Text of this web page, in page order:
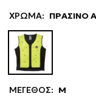
ΧΡΩΜΑ: ΠΡΑΣΙΝΟ
ΜΕΓΕΘΟΣ: M